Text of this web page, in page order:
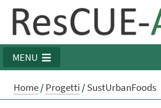
MENU
Home/Progetti /SustUrbanFoods